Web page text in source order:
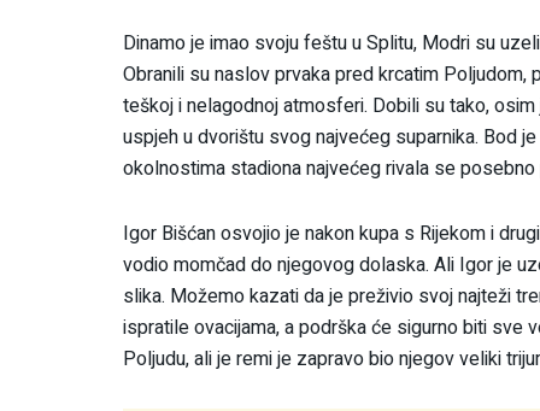
Dinamo je imao svoju feštu u Splitu, Modri su
Obranili su naslov prvaka pred krcatim Poljudom,
teškoj i nelagodnoj atmosferi. Dobili su tako,
uspjeh u dvorištu svog najvećeg suparnika. Bod
okolnostima stadiona najvećeg rivala se posebno
Igor Bišćan osvojio je nakon kupa s Rijekom i
vodio momčad do njegovog dolaska. Ali Igor je
slika. Možemo kazati da je preživio svoj najteži
ispratile ovacijama, a podrška će sigurno biti sve
Poljudu, ali je remi je zapravo bio njegov veliki